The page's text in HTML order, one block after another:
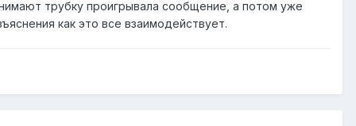
трубку проигрывала сообщение, а потом уже
как это все взаимодействует.